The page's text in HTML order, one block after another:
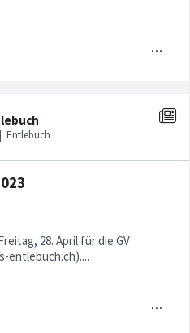
28. April für die GV
entlebuch.ch)....